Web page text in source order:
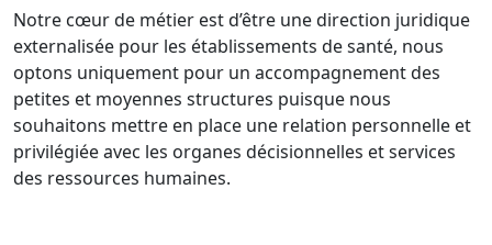
Notre cœur de métier est d’être une direction juridique
externalisée pour les établissements de santé, nous
optons uniquement pour un accompagnement des
petites et moyennes structures puisque nous
souhaitons mettre en place une relation personnelle et
privilégiée avec les organes décisionnelles et services
des ressources humaines.